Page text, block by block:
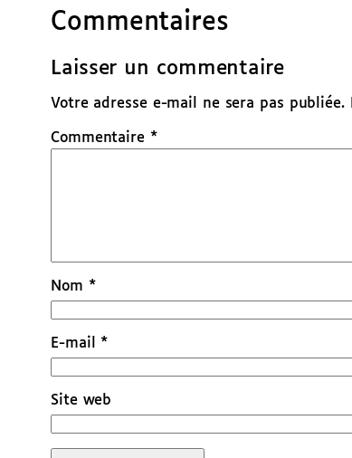
Commentaires
Laisser un commentaire
Votre adresse e-mail ne sera pas publiée.
Commentaire *
Nom *
E-mail *
Site web